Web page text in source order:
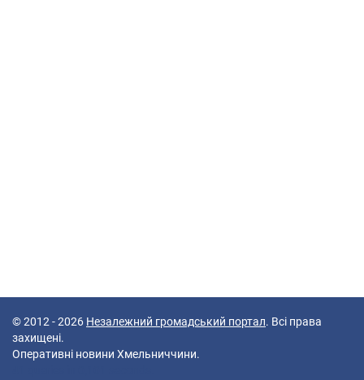
© 2012 - 2026 Незалежний громадський портал. Всі права
захищені.
Оперативні новини Хмельниччини.